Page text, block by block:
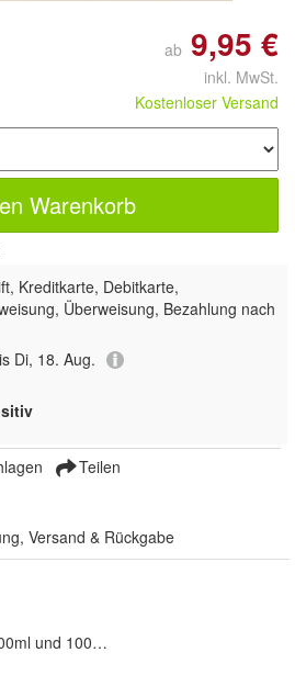
ab 9,95 €
inkl. MwSt.
Kostenloser Versand
Warenkorb
Kreditkarte, Debitkarte,
Überweisung, Bezahlung nach
Di, 18. Aug.
Teilen
Versand & Rückgabe
250ml, 500ml und 1000ml